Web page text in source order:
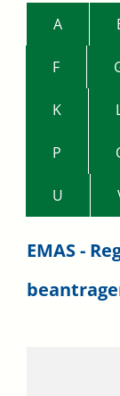
A
F
K
P
U
EMAS -